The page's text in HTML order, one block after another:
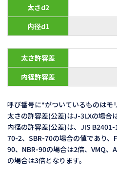
太さd2
内径d1
太さ許容差
内径許容差
呼び番号に*がついているものはモ
太さの許容差(公差)はJ-3LXの場合
内径の許容差(公差)は、JIS
70-2、SBR-70の場合の値であり、
90、NBR-90の場合は2倍、VMQ、
の場合は3倍となります。